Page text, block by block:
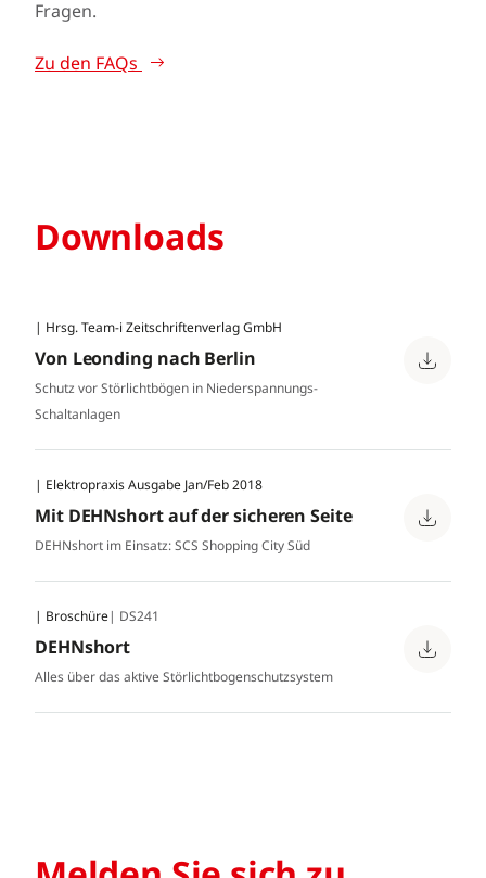
Fragen.
Zu den FAQs
Downloads
| Hrsg. Team-i Zeitschriftenverlag GmbH
Von Leonding nach Berlin
Schutz vor Störlichtbögen in Niederspannungs-
Schaltanlagen
| Elektropraxis Ausgabe Jan/Feb 2018
Mit DEHNshort auf der sicheren Seite
DEHNshort im Einsatz: SCS Shopping City Süd
| Broschüre| DS241
DEHNshort
Alles über das aktive Störlichtbogenschutzsystem